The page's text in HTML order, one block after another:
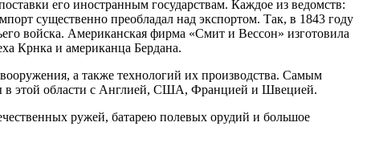
его иностранным государствам. Каждое из ведомств:
существенно преобладал над экспортом. Так, в 1843 году
войска. Американская фирма «Смит и Вессон» изготовила
Крнка и американца Бердана.
а также технологий их производства. Самым
в этой области с Англией, США, Францией и Швецией.
ружей, батарею полевых орудий и большое